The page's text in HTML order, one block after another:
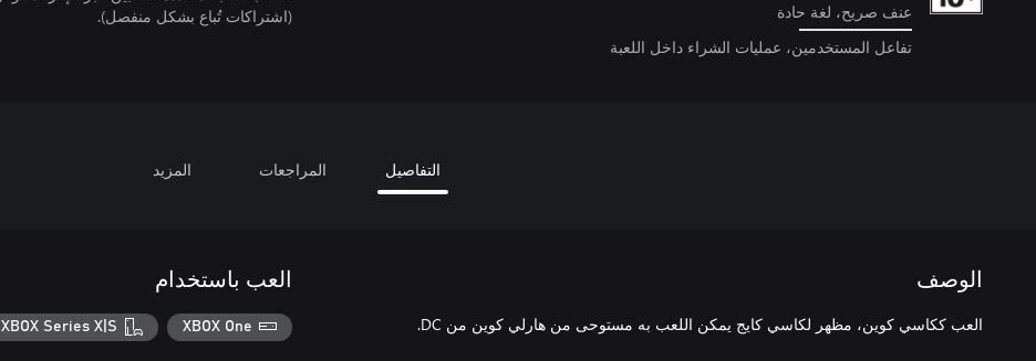
عنف صريح، لغة حادة
تفاعل المستخدمين، عمليات الشراء داخل اللعبة
(اشتراكات تُباع بشكل منفصل).
التفاصيل المراجعات المزيد
الوصف
العب ككاسي كوين، مظهر لكاسي كايج يمكن اللعب به مستوحى من هارلي كوين من DC.
العب باستخدام
XBOX One
XBOX Series X|S